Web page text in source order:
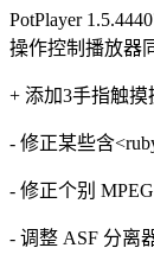
PotPlayer
操作控制播放器
+ 添加3手指触摸
- 修正某些含
- 修正个别
- 调整 ASF 分离